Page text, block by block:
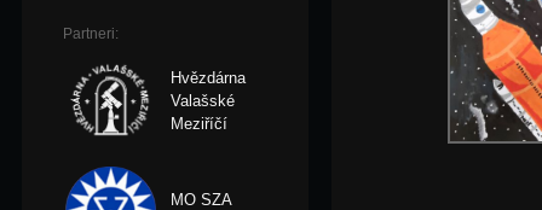
Partneri:
Hvězdárna
Valašské
Meziříčí
MO SZA